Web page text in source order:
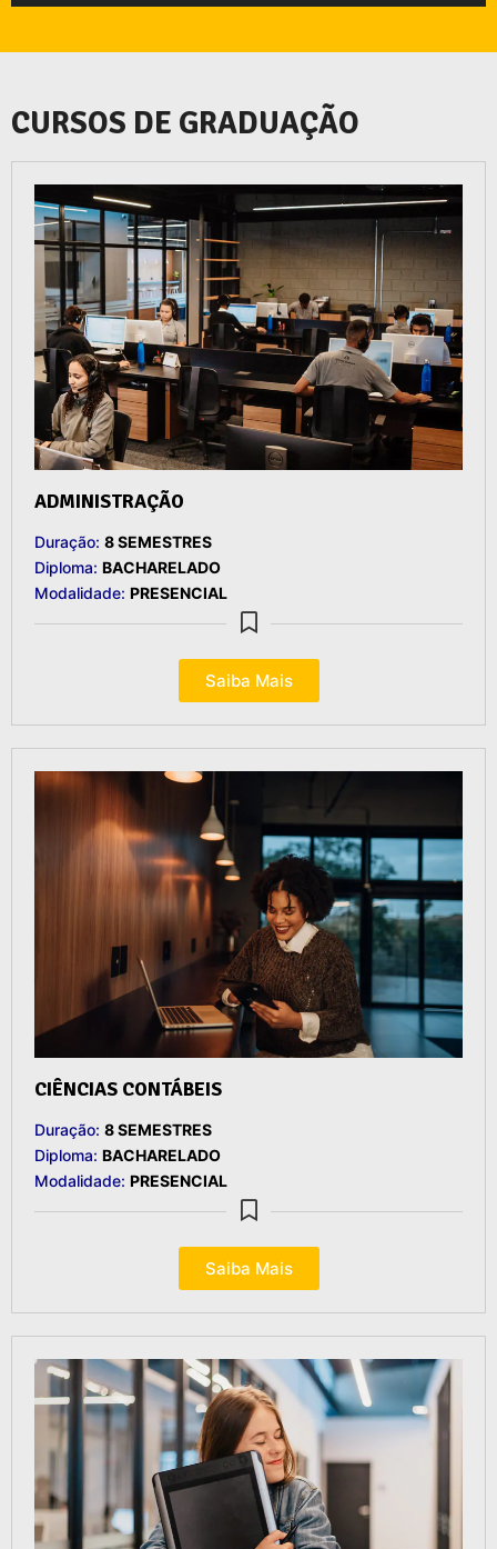
CURSOS DE GRADUAÇÃO
ADMINISTRAÇÃO
Duração: 8 SEMESTRES
Diploma: BACHARELADO
Modalidade: PRESENCIAL
Saiba Mais
CIÊNCIAS CONTÁBEIS
Duração: 8 SEMESTRES
Diploma: BACHARELADO
Modalidade: PRESENCIAL
Saiba Mais